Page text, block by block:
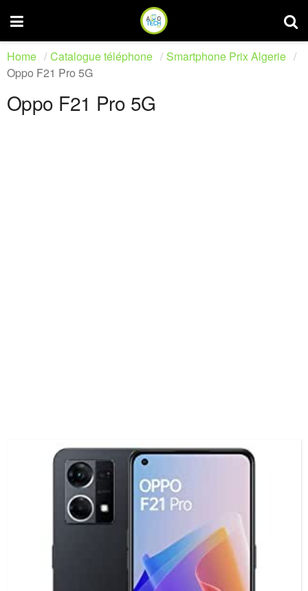
Home Catalogue téléphone
Smartphone Prix Algerie
Oppo F21 Pro 5G
Oppo F21 Pro 5G